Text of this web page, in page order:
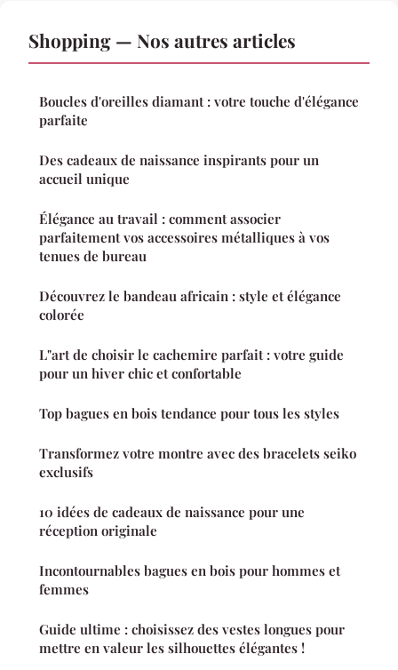
Shopping — Nos autres articles
Boucles d'oreilles diamant : votre touche d'élégance
parfaite
Des cadeaux de naissance inspirants pour un
accueil unique
Élégance au travail : comment associer
parfaitement vos accessoires métalliques à vos
tenues de bureau
Découvrez le bandeau africain : style et élégance
colorée
L"art de choisir le cachemire parfait : votre guide
pour un hiver chic et confortable
Top bagues en bois tendance pour tous les styles
Transformez votre montre avec des bracelets seiko
exclusifs
10 idées de cadeaux de naissance pour une
réception originale
Incontournables bagues en bois pour hommes et
femmes
Guide ultime : choisissez des vestes longues pour
mettre en valeur les silhouettes élégantes !